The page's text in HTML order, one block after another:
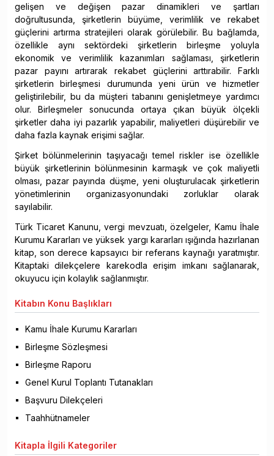
gelişen ve değişen pazar dinamikleri ve şartları
doğrultusunda, şirketlerin büyüme, verimlilik ve rekabet
güçlerini artırma stratejileri olarak görülebilir. Bu bağlamda,
özellikle aynı sektördeki şirketlerin birleşme yoluyla
ekonomik ve verimlilik kazanımları sağlaması, şirketlerin
pazar payını artırarak rekabet güçlerini arttırabilir. Farklı
şirketlerin birleşmesi durumunda yeni ürün ve hizmetler
geliştirilebilir, bu da müşteri tabanını genişletmeye yardımcı
olur. Birleşmeler sonucunda ortaya çıkan büyük ölçekli
şirketler daha iyi pazarlık yapabilir, maliyetleri düşürebilir ve
daha fazla kaynak erişimi sağlar.
Şirket bölünmelerinin taşıyacağı temel riskler ise özellikle
büyük şirketlerinin bölünmesinin karmaşık ve çok maliyetli
olması, pazar payında düşme, yeni oluşturulacak şirketlerin
yönetimlerinin organizasyonundaki zorluklar olarak
sayılabilir.
Türk Ticaret Kanunu, vergi mevzuatı, özelgeler, Kamu İhale
Kurumu Kararları ve yüksek yargı kararları ışığında hazırlanan
kitap, son derece kapsayıcı bir referans kaynağı yaratmıştır.
Kitaptaki dilekçelere karekodla erişim imkanı sağlanarak,
okuyucu için kolaylık sağlanmıştır.
Kitabın Konu Başlıkları
Kamu İhale Kurumu Kararları
Birleşme Sözleşmesi
Birleşme Raporu
Genel Kurul Toplantı Tutanakları
Başvuru Dilekçeleri
Taahhütnameler
Kitapla İlgili Kategoriler